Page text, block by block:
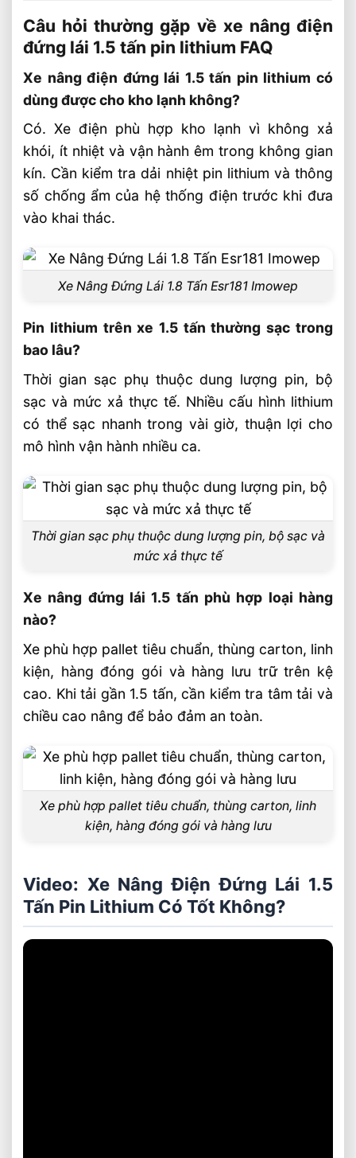
Câu hỏi thường gặp về xe nâng điện
đứng lái 1.5 tấn pin lithium FAQ
Xe nâng điện đứng lái 1.5 tấn pin lithium có
dùng được cho kho lạnh không?
Có. Xe điện phù hợp kho lạnh vì không xả
khói, ít nhiệt và vận hành êm trong không gian
kín. Cần kiểm tra dải nhiệt pin lithium và thông
số chống ẩm của hệ thống điện trước khi đưa
vào khai thác.
Xe Nâng Đứng Lái 1.8 Tấn Esr181 Imowep
Pin lithium trên xe 1.5 tấn thường sạc trong
bao lâu?
Thời gian sạc phụ thuộc dung lượng pin, bộ
sạc và mức xả thực tế. Nhiều cấu hình lithium
có thể sạc nhanh trong vài giờ, thuận lợi cho
mô hình vận hành nhiều ca.
Thời gian sạc phụ thuộc dung lượng pin, bộ sạc và
mức xả thực tế
Xe nâng đứng lái 1.5 tấn phù hợp loại hàng
nào?
Xe phù hợp pallet tiêu chuẩn, thùng carton, linh
kiện, hàng đóng gói và hàng lưu trữ trên kệ
cao. Khi tải gần 1.5 tấn, cần kiểm tra tâm tải và
chiều cao nâng để bảo đảm an toàn.
Xe phù hợp pallet tiêu chuẩn, thùng carton, linh
kiện, hàng đóng gói và hàng lưu
Video: Xe Nâng Điện Đứng Lái 1.5
Tấn Pin Lithium Có Tốt Không?